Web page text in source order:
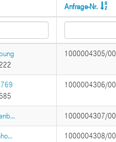
Anfrage-Nr.
1000004305/
1000004306/
1000004307/
1000004308/